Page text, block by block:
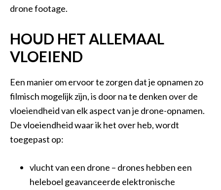
drone footage.
HOUD HET ALLEMAAL
VLOEIEND
Een manier om ervoor te zorgen dat je opnamen zo
filmisch mogelijk zijn, is door na te denken over de
vloeiendheid van elk aspect van je drone-opnamen.
De vloeiendheid waar ik het over heb, wordt
toegepast op:
vlucht van een drone – drones hebben een
heleboel geavanceerde elektronische